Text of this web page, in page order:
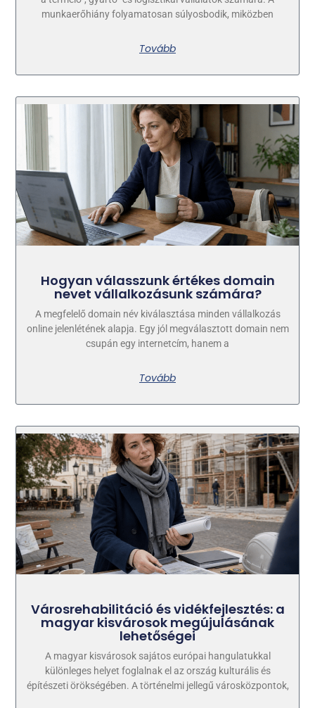
munkaerőhiány folyamatosan súlyosbodik, miközben
Tovább
Hogyan válasszunk értékes domain
nevet vállalkozásunk számára?
A megfelelő domain név kiválasztása minden vállalkozás
online jelenlétének alapja. Egy jól megválasztott domain nem
csupán egy internetcím, hanem a
Tovább
Városrehabilitáció és vidékfejlesztés: a
magyar kisvárosok megújulásának
lehetőségei
A magyar kisvárosok sajátos európai hangulatukkal
különleges helyet foglalnak el az ország kulturális és
építészeti örökségében. A történelmi jellegű városközpontok,